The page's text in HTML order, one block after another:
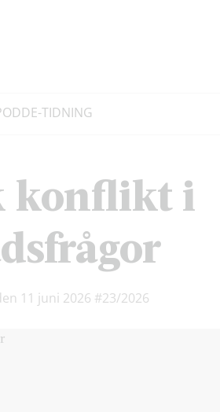
E-TIDNING
konflikt i
11 juni 2026 #23/2026